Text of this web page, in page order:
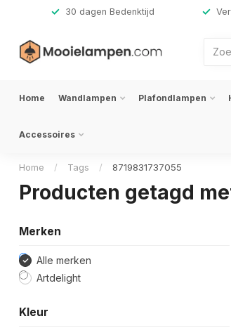
30 dagen Bedenktijd
Home Wandlampen Plafondlampen
Accessoires
Home / Tags / 8719831737055
Producten getagd
Merken
Alle merken
Artdelight
Kleur